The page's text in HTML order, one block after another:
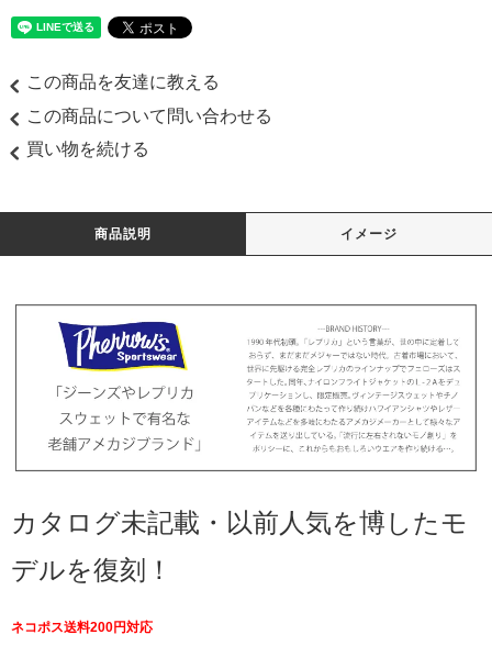
この商品を友達に教える
この商品について問い合わせる
買い物を続ける
商品説明 イメージ
カタログ未記載・以前人気を博したモ
デルを復刻！
ネコポス送料200円対応